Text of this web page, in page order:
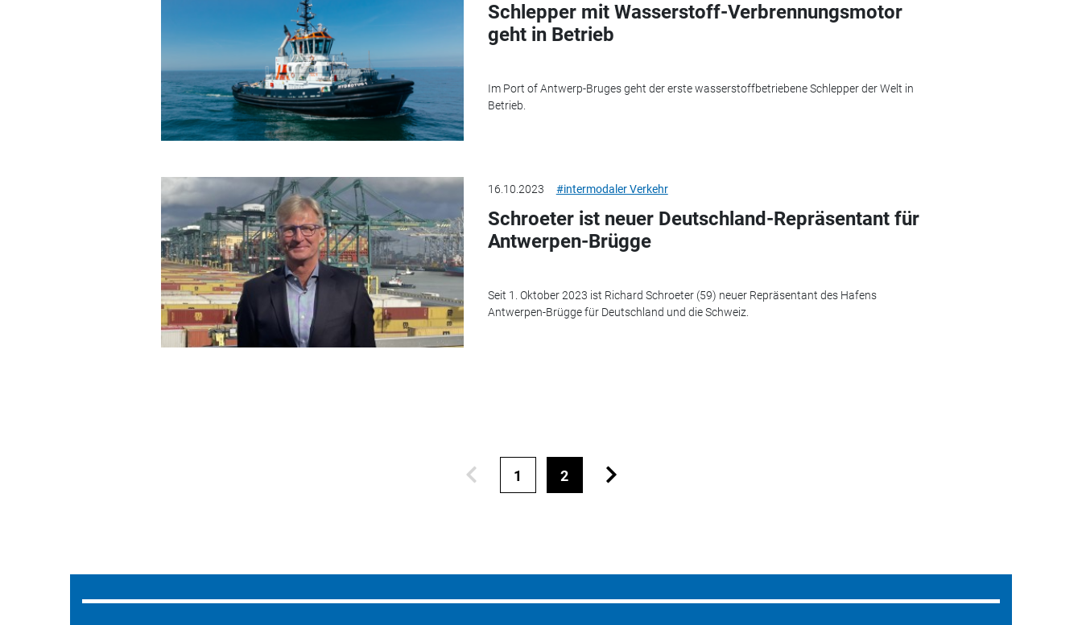
Schlepper mit Wasserstoff-Verbrennungsmotor
geht in Betrieb
Im Port of Antwerp-Bruges geht der erste wasserstoffbetriebene Schlepper der Welt in
Betrieb.
16.10.2023 #intermodaler Verkehr
Schroeter ist neuer Deutschland-Repräsentant für
Antwerpen-Brügge
Seit 1. Oktober 2023 ist Richard Schroeter (59) neuer Repräsentant des Hafens
Antwerpen-Brügge für Deutschland und die Schweiz.
1 2